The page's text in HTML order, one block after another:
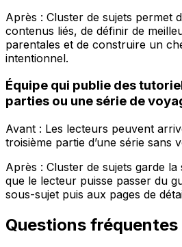
Après : Cluster de sujets permet
contenus liés, de définir de
parentales et de construire un
intentionnel.
Équipe qui publie des
parties ou une série de
Avant : Les lecteurs peuvent
troisième partie d’une série sans
Après : Cluster de sujets garde la
que le lecteur puisse passer du
sous-sujet puis aux pages de
Questions fréquentes